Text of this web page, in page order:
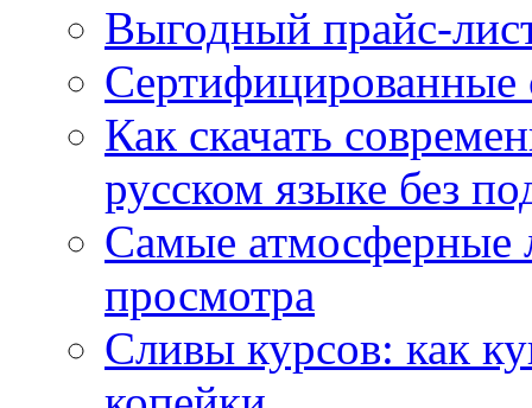
Выгодный прайс-
Как скачать
русском языке без
Самые атмосферные
просмотра
Сливы курсов: как